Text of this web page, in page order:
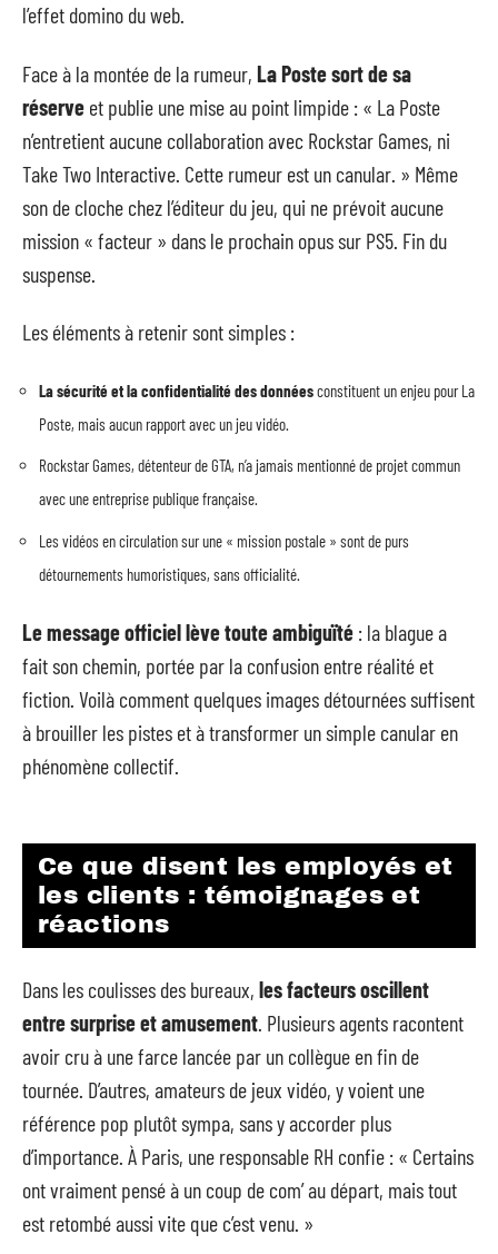
l’effet domino du web.
Face à la montée de la rumeur, La Poste sort de sa
réserve et publie une mise au point limpide : « La Poste
n’entretient aucune collaboration avec Rockstar Games, ni
Take Two Interactive. Cette rumeur est un canular. » Même
son de cloche chez l’éditeur du jeu, qui ne prévoit aucune
mission « facteur » dans le prochain opus sur PS5. Fin du
suspense.
Les éléments à retenir sont simples :
La sécurité et la confidentialité des donnéesconstituent un enjeu pour La
Poste, mais aucun rapport avec un jeu vidéo.
Rockstar Games, détenteur de GTA, n’a jamais mentionné de projet commun
avec une entreprise publique française.
Les vidéos en circulation sur une « mission postale » sont de purs
détournements humoristiques, sans officialité.
Le message officiel lève toute ambiguïté : la blague a
fait son chemin, portée par la confusion entre réalité et
fiction. Voilà comment quelques images détournées suffisent
à brouiller les pistes et à transformer un simple canular en
phénomène collectif.
Ce que disent les employés et
les clients : témoignages et
réactions
Dans les coulisses des bureaux, les facteurs oscillent
entre surprise et amusement. Plusieurs agents racontent
avoir cru à une farce lancée par un collègue en fin de
tournée. D’autres, amateurs de jeux vidéo, y voient une
référence pop plutôt sympa, sans y accorder plus
d’importance. À Paris, une responsable RH confie : « Certains
ont vraiment pensé à un coup de com’ au départ, mais tout
est retombé aussi vite que c’est venu. »